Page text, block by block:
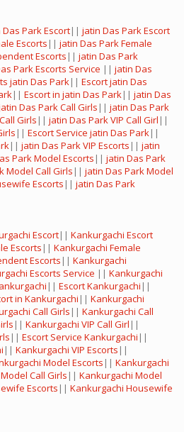
Park Escort|| jatin Das Park Escort
Escorts || jatin Das Park Female
Escorts || jatin Das Park
Park Escorts Service || jatin Das
jatin Das Park|| Escort jatin Das
|| Escort in jatin Das Park|| jatin Das
Das Park Call Girls || jatin Das Park
Girls || jatin Das Park VIP Call Girl ||
|| Escort Service jatin Das Park||
|| jatin Das Park VIP Escorts || jatin
Park Model Escorts || jatin Das Park
Model Call Girls || jatin Das Park Model
Escorts || jatin Das Park
Escort|| Kankurgachi Escort
Escorts || Kankurgachi Female
Escorts || Kankurgachi
Escorts Service || Kankurgachi
|| Escort Kankurgachi ||
in Kankurgachi || Kankurgachi
Call Girls || Kankurgachi Call
|| Kankurgachi VIP Call Girl ||
|| Escort Service Kankurgachi ||
|| Kankurgachi VIP Escorts ||
Model Escorts || Kankurgachi
Call Girls || Kankurgachi Model
Escorts || Kankurgachi Housewife